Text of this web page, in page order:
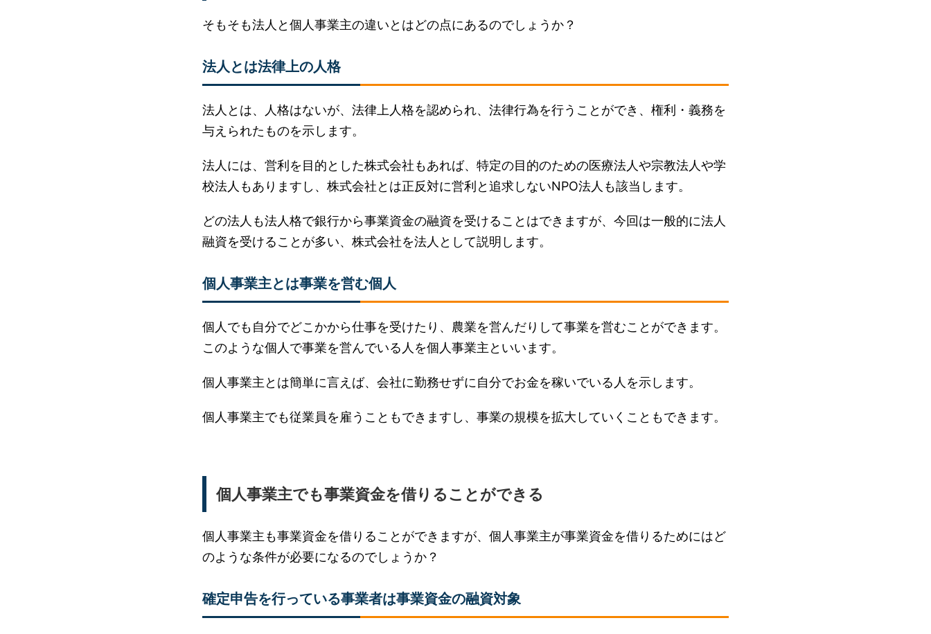
そもそも法人と個人事業主の違いとはどの点にあるのでしょうか？
法人とは法律上の人格
法人とは、人格はないが、法律上人格を認められ、法律行為を行うことができ、権利・義務を
与えられたものを示します。
法人には、営利を目的とした株式会社もあれば、特定の目的のための医療法人や宗教法人や学
校法人もありますし、株式会社とは正反対に営利と追求しないNPO法人も該当します。
どの法人も法人格で銀行から事業資金の融資を受けることはできますが、今回は一般的に法人
融資を受けることが多い、株式会社を法人として説明します。
個人事業主とは事業を営む個人
個人でも自分でどこかから仕事を受けたり、農業を営んだりして事業を営むことができます。
このような個人で事業を営んでいる人を個人事業主といいます。
個人事業主とは簡単に言えば、会社に勤務せずに自分でお金を稼いでいる人を示します。
個人事業主でも従業員を雇うこともできますし、事業の規模を拡大していくこともできます。
個人事業主でも事業資金を借りることができる
個人事業主も事業資金を借りることができますが、個人事業主が事業資金を借りるためにはど
のような条件が必要になるのでしょうか？
確定申告を行っている事業者は事業資金の融資対象